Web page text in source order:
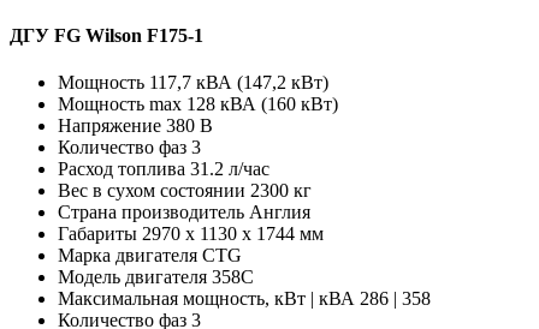
ДГУ FG Wilson F175-1
Мощность 117,7 кВА (147,2 кВт)
Мощность max 128 кВА (160 кВт)
Напряжение 380 В
Количество фаз 3
Расход топлива 31.2 л/час
Вес в сухом состоянии 2300 кг
Страна производитель Англия
Габариты 2970 х 1130 х 1744 мм
Марка двигателя CTG
Модель двигателя 358C
Максимальная мощность, кВт | кВА 286 | 358
Количество фаз 3